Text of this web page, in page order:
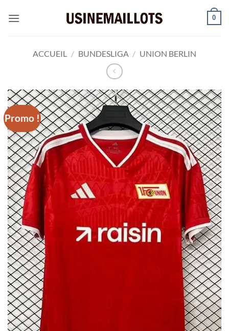
0
ACCUEIL / BUNDESLIGA / UNION BERLIN
Promo !